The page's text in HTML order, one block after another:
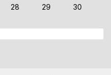
28 29
30